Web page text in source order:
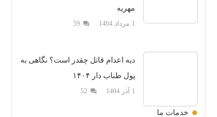
مهریه
1 مرداد 1404 question_answer
59دیدگاه
دیه اعدام قاتل چقدر است؟ نگاهی به
پول طناب دار ۱۴۰۴
1 آذر 1404 question_answer
52دیدگاه
خدمات ما